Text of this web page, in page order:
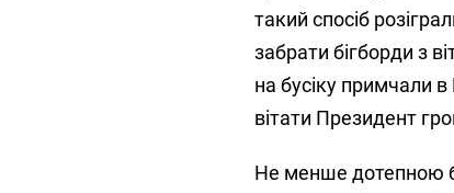
такий спосіб
забрати бігборди з
на бусіку примчали
вітати Президент
Не менше дотепною